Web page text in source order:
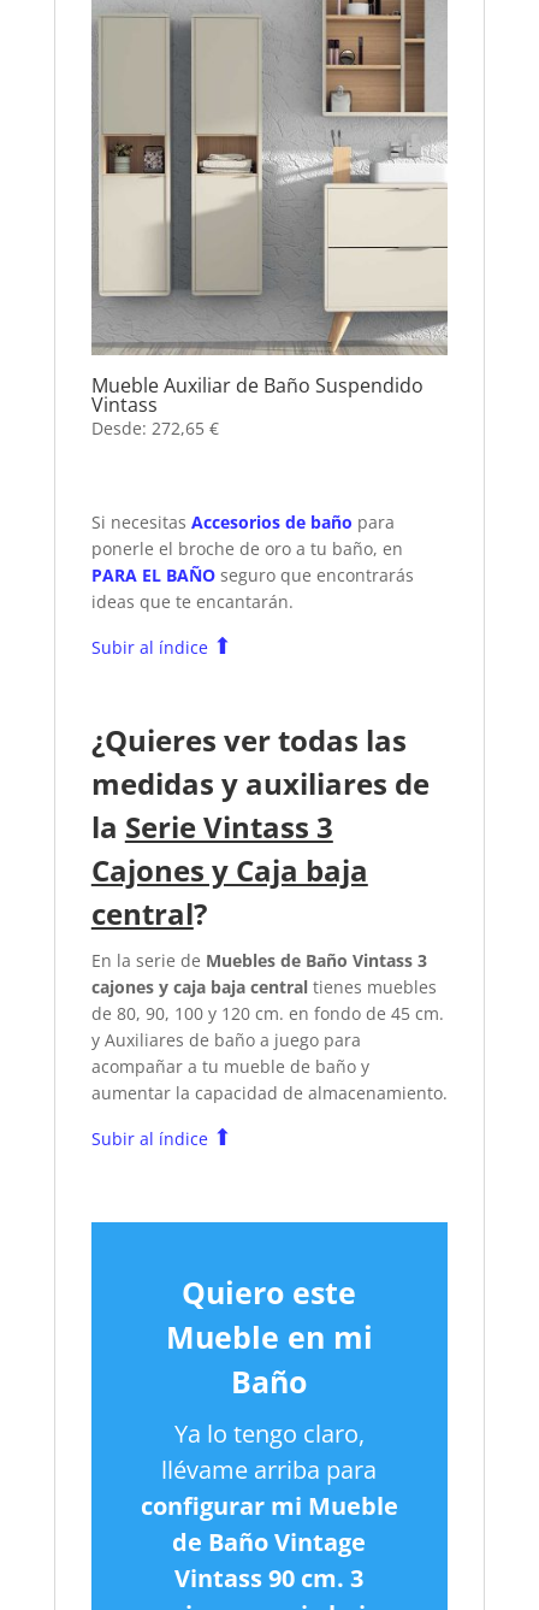
Mueble Auxiliar de Baño Suspendido
Vintass
Desde: 272,65 €
Si necesitas Accesorios de baño para
ponerle el broche de oro a tu baño, en
PARA EL BAÑOseguro que encontrarás
ideas que te encantarán.
Subir al índice ⬆
¿Quieres ver todas las
medidas y auxiliares de
la Serie Vintass 3
Cajones y Caja baja
central?
En la serie de Muebles de Baño Vintass 3
cajones y caja baja central tienes muebles
de 80, 90, 100 y 120 cm. en fondo de 45 cm.
y Auxiliares de baño a juego para
acompañar a tu mueble de baño y
aumentar la capacidad de almacenamiento.
Subir al índice ⬆
Quiero este
Mueble en mi
Baño
Ya lo tengo claro,
llévame arriba para
configurar mi Mueble
de Baño Vintage
Vintass 90 cm. 3